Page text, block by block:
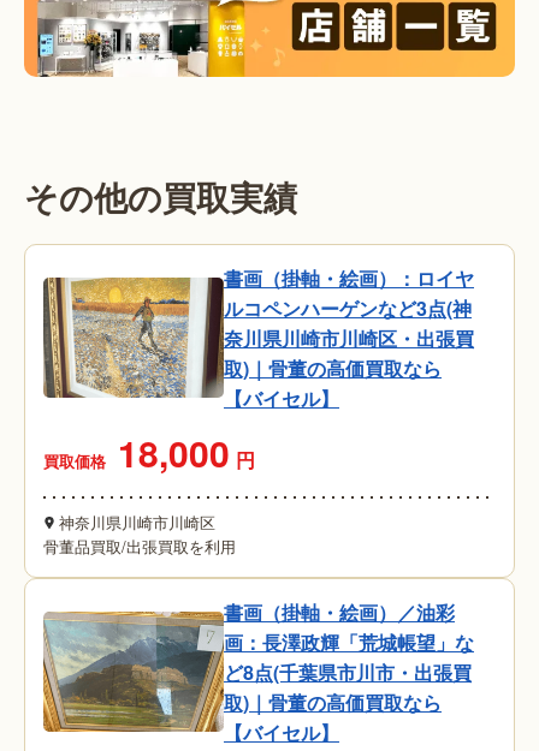
その他の買取実績
書画（掛軸・絵画）：ロイヤ
ルコペンハーゲンなど3点(神
奈川県川崎市川崎区・出張買
取)｜骨董の高価買取なら
【バイセル】
買取価格 18,000 円
神奈川県川崎市川崎区
骨董品買取/出張買取を利用
書画（掛軸・絵画）／油彩
画：長澤政輝「荒城帳望」な
ど8点(千葉県市川市・出張買
取)｜骨董の高価買取なら
【バイセル】